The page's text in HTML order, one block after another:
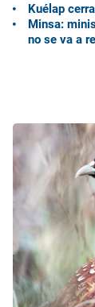
Kuélap
Minsa:
no se va a